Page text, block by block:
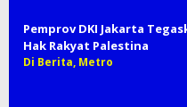
Pemprov DKI Jakarta
Hak Rakyat Palestina
Di Berita, Metro